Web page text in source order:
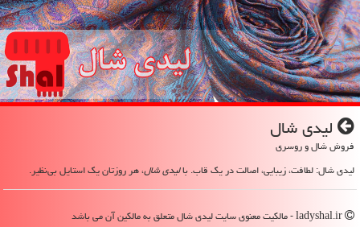
لیدی شال
فروش شال و روسری
لیدی شال: لطافت، زیبایی، اصالت در یک قاب. بالیدی شال، هر روزتان یک استایل بی‌نظیر.